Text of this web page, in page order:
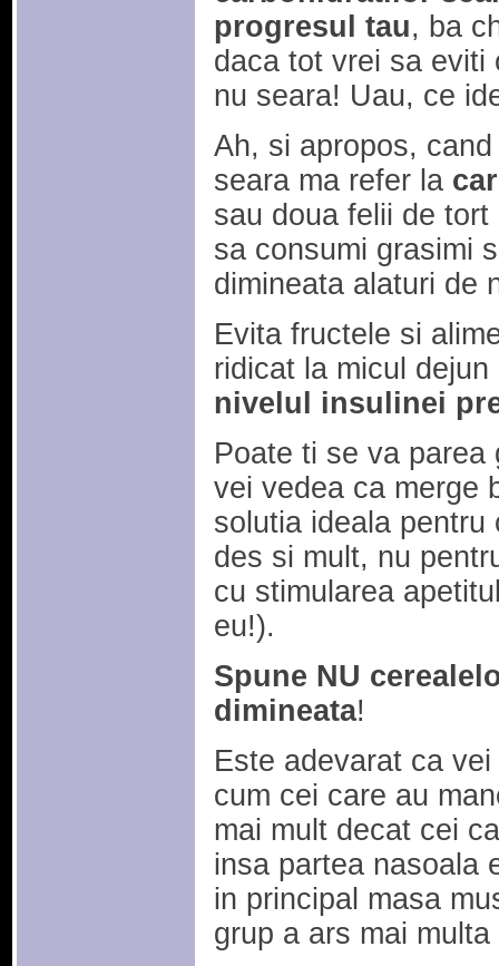
progresul tau, ba
daca tot vrei sa eviti
nu seara! Uau, ce
Ah, si apropos,
seara ma refer la
sau doua felii de
sa consumi grasimi
dimineata alaturi de
Evita fructele si
ridicat la micul dejun
nivelul insulinei
Poate ti se va parea
vei vedea ca merge
solutia ideala
des si mult, nu
cu stimularea
eu!).
Spune NU
dimineata!
Este adevarat ca
cum cei care au
mai mult decat cei
insa partea nasoala
in principal masa
grup a ars mai multa